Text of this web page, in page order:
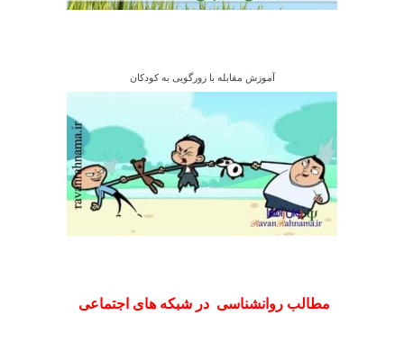
آموزش مقابله با زورگویی به کودکان
مطالب روانشناسی در شبکه های اجتماعی